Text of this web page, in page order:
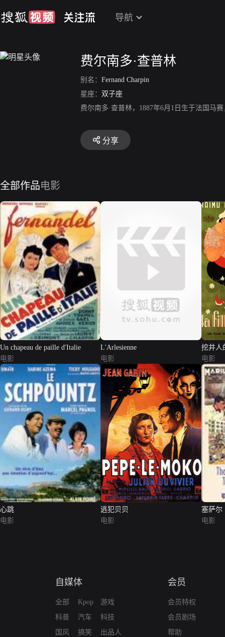
导航
费尔南多·查普林
别名： Fernand Charpin
星座： 双子座
费尔南多·查普林，1887年6月1日生于法国马
分享
全部作品电影
Un chapeau de paille d'Italie
电影
L'Arlesienne
电影
挖井人
电影
心跳
电影
逃犯贝贝
电影
塞萨尔
电影
自媒体
全部
科普
国风
Kpop
汽车
搞笑
游戏
科技
出品人
会员
会员特权
会员剧场
帮助